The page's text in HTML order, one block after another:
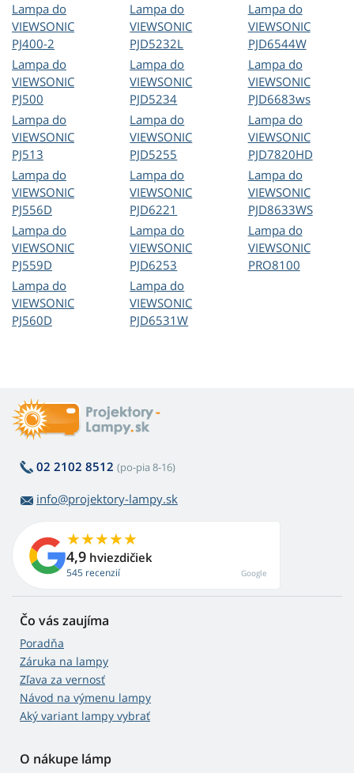
Lampa do
VIEWSONIC
PJ400-2
Lampa do
VIEWSONIC
PJ500
Lampa do
VIEWSONIC
PJ513
Lampa do
VIEWSONIC
PJ556D
Lampa do
VIEWSONIC
PJ559D
Lampa do
VIEWSONIC
PJ560D
Lampa do
VIEWSONIC
PJD5232L
Lampa do
VIEWSONIC
PJD5234
Lampa do
VIEWSONIC
PJD5255
Lampa do
VIEWSONIC
PJD6221
Lampa do
VIEWSONIC
PJD6253
Lampa do
VIEWSONIC
PJD6531W
Lampa do
VIEWSONIC
PJD6544W
Lampa do
VIEWSONIC
PJD6683ws
Lampa do
VIEWSONIC
PJD7820HD
Lampa do
VIEWSONIC
PJD8633WS
Lampa do
VIEWSONIC
PRO8100
02 2102 8512 (po-pia 8-16)
info@projektory-lampy.sk
4,9 hviezdičiek
545 recenzií Google
Čo vás zaujíma
Poradňa
Záruka na lampy
Zľava za vernosť
Návod na výmenu lampy
Aký variant lampy vybrať
O nákupe lámp